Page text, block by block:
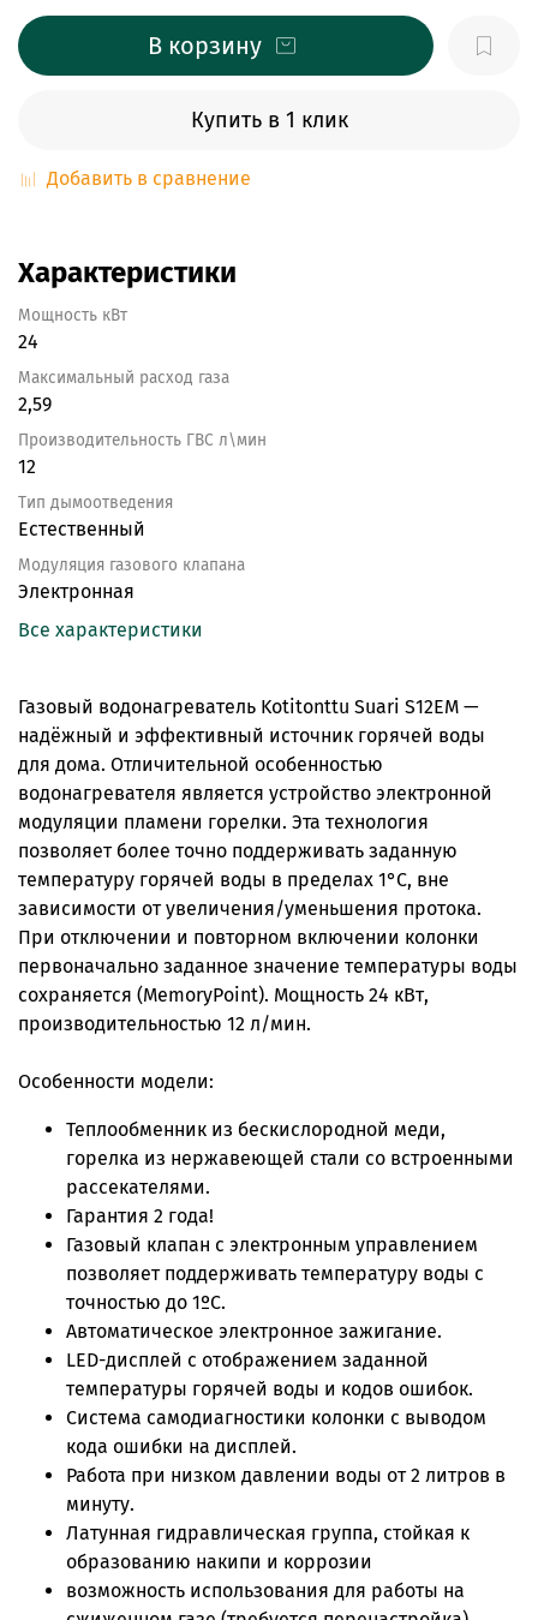
В корзину
Купить в 1 клик
Добавить в сравнение
Характеристики
Мощность кВт
24
Максимальный расход газа
2,59
Производительность ГВС л\мин
12
Тип дымоотведения
Естественный
Модуляция газового клапана
Электронная
Все характеристики
Газовый водонагреватель Kotitonttu Suari S12EM —
надёжный и эффективный источник горячей воды
для дома. Отличительной особенностью
водонагревателя является устройство электронной
модуляции пламени горелки. Эта технология
позволяет более точно поддерживать заданную
температуру горячей воды в пределах 1°C, вне
зависимости от увеличения/уменьшения протока.
При отключении и повторном включении колонки
первоначально заданное значение температуры воды
сохраняется (MemoryPoint). Мощность 24 кВт,
производительностью 12 л/мин.
Особенности модели:
Теплообменник из бескислородной меди,
горелка из нержавеющей стали со встроенными
рассекателями.
Гарантия 2 года!
Газовый клапан с электронным управлением
позволяет поддерживать температуру воды с
точностью до 1ºC.
Автоматическое электронное зажигание.
LED-дисплей с отображением заданной
температуры горячей воды и кодов ошибок.
Система самодиагностики колонки с выводом
кода ошибки на дисплей.
Работа при низком давлении воды от 2 литров в
минуту.
Латунная гидравлическая группа, стойкая к
образованию накипи и коррозии
возможность использования для работы на